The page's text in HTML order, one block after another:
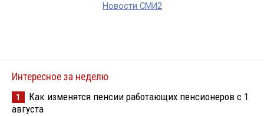
Новости СМИ2
Интересное за неделю
1
Как изменятся пенсии работающих пенсионеров с 1
августа